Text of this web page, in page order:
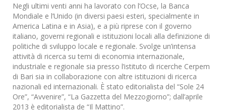
Negli ultimi venti anni ha lavorato con l’Ocse, la Banca
Mondiale e l’Unido (in diversi paesi esteri, specialmente in
America Latina e in Asia), e a più riprese con il governo
italiano, governi regionali e istituzioni locali alla definizione di
politiche di sviluppo locale e regionale. Svolge un’intensa
attività di ricerca su temi di economia internazionale,
industriale e regionale sia presso l’istituto di ricerche Cerpem
di Bari sia in collaborazione con altre istituzioni di ricerca
nazionali ed internazionali. È stato editorialista del “Sole 24
Ore”, “Avvenire”, “La Gazzetta del Mezzogiorno”; dall’aprile
2013 è editorialista de “Il Mattino”.